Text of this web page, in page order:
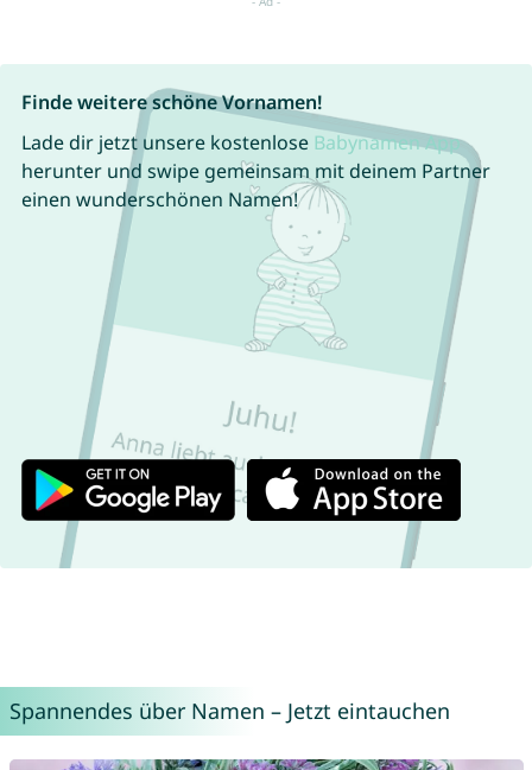
Finde weitere schöne Vornamen!
Lade dir jetzt unsere kostenlose Babynamen App
herunter und swipe gemeinsam mit deinem Partner
einen wunderschönen Namen!
Spannendes über Namen – Jetzt eintauchen